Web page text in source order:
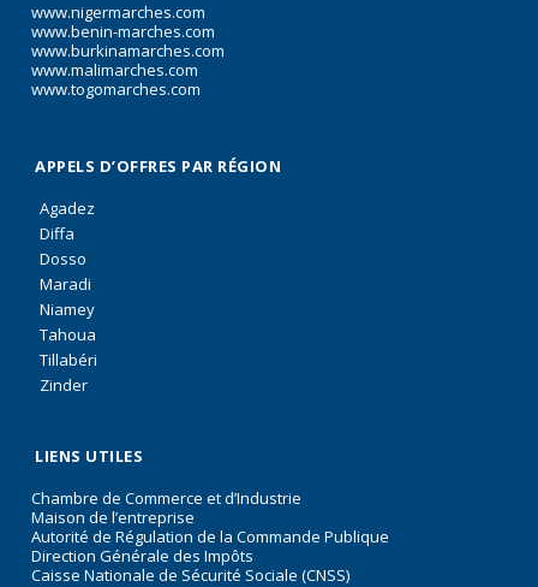
www.nigermarches.com
www.benin-marches.com
www.burkinamarches.com
www.malimarches.com
www.togomarches.com
APPELS D’OFFRES PAR RÉGION
Agadez
Diffa
Dosso
Maradi
Niamey
Tahoua
Tillabéri
Zinder
LIENS UTILES
Chambre de Commerce et d’Industrie
Maison de l’entreprise
Autorité de Régulation de la Commande Publique
Direction Générale des Impôts
Caisse Nationale de Sécurité Sociale (CNSS)